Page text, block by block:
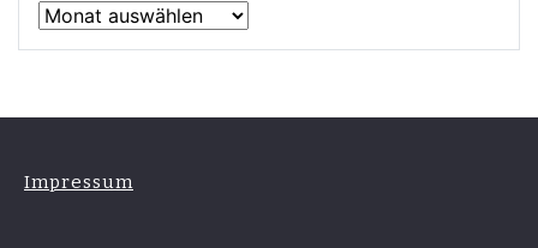
Archive
Impressum